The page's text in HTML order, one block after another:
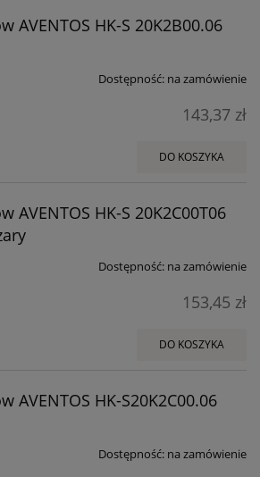
AVENTOS HK-S 20K2B00.06
Dostępność: na zamówienie
143,37 zł
DO KOSZYKA
AVENTOS HK-S 20K2C00T06
Dostępność: na zamówienie
153,45 zł
DO KOSZYKA
AVENTOS HK-S20K2C00.06
Dostępność: na zamówienie